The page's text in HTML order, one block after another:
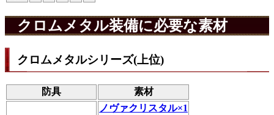
クロムメタル装備に必要な素材
クロムメタルシリーズ(上位)
防具 素材
ノヴァクリスタル×1